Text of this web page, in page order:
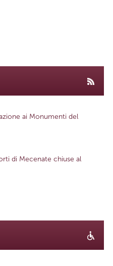
ai Monumenti del
di Mecenate chiuse al